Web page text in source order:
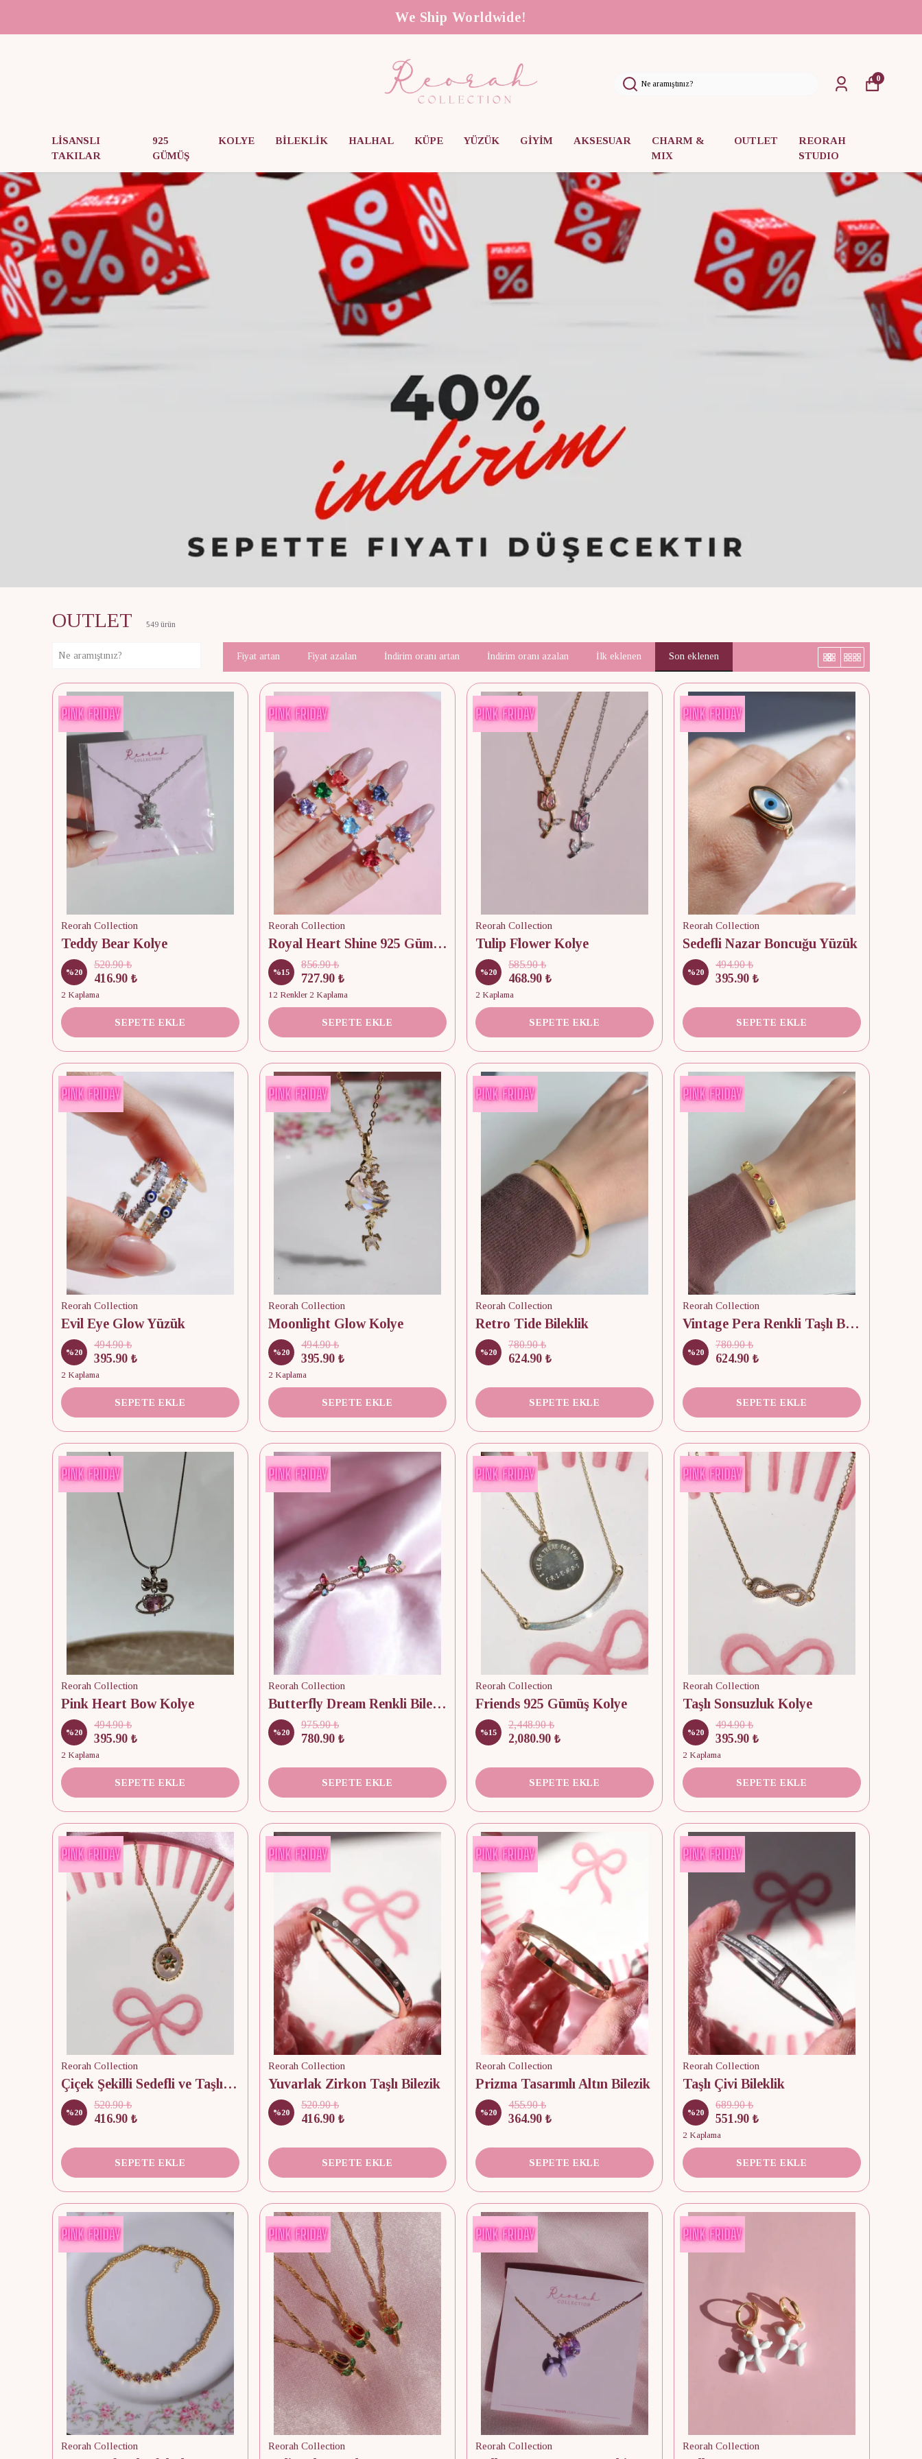
We Ship Worldwide!
LİSANSLI
TAKILAR
925
GÜMÜŞ
KOLYE BİLEKLİK HALHAL KÜPE YÜZÜK GİYİM AKSESUAR
CHARM &
MIX
OUTLET
REORAH
STUDIO
0
OUTLET 549 ürün
Fiyat artan Fiyat azalan İndirim oranı artan İndirim oranı azalan İlk eklenen Son eklenen
Reorah Collection
Teddy Bear Kolye
%20
520.90 ₺
416.90 ₺
2 Kaplama
SEPETE EKLE
Reorah Collection
Royal Heart Shine 925 Gümüş Yüzük
%15
856.90 ₺
727.90 ₺
12 Renkler 2 Kaplama
SEPETE EKLE
Reorah Collection
Tulip Flower Kolye
%20
585.90 ₺
468.90 ₺
2 Kaplama
SEPETE EKLE
Reorah Collection
Sedefli Nazar Boncuğu Yüzük
%20
494.90 ₺
395.90 ₺
SEPETE EKLE
Reorah Collection
Evil Eye Glow Yüzük
%20
494.90 ₺
395.90 ₺
2 Kaplama
SEPETE EKLE
Reorah Collection
Moonlight Glow Kolye
%20
494.90 ₺
395.90 ₺
2 Kaplama
SEPETE EKLE
Reorah Collection
Retro Tide Bileklik
%20
780.90 ₺
624.90 ₺
SEPETE EKLE
Reorah Collection
Vintage Pera Renkli Taşlı Bileklik
%20
780.90 ₺
624.90 ₺
SEPETE EKLE
Reorah Collection
Pink Heart Bow Kolye
%20
494.90 ₺
395.90 ₺
2 Kaplama
SEPETE EKLE
Reorah Collection
Butterfly Dream Renkli Bileklik
%20
975.90 ₺
780.90 ₺
SEPETE EKLE
Reorah Collection
Friends 925 Gümüş Kolye
%15
2,448.90 ₺
2,080.90 ₺
SEPETE EKLE
Reorah Collection
Taşlı Sonsuzluk Kolye
%20
494.90 ₺
395.90 ₺
2 Kaplama
SEPETE EKLE
Reorah Collection
Çiçek Şekilli Sedefli ve Taşlı Kolye
%20
520.90 ₺
416.90 ₺
SEPETE EKLE
Reorah Collection
Yuvarlak Zirkon Taşlı Bilezik
%20
520.90 ₺
416.90 ₺
SEPETE EKLE
Reorah Collection
Prizma Tasarımlı Altın Bilezik
%20
455.90 ₺
364.90 ₺
SEPETE EKLE
Reorah Collection
Taşlı Çivi Bileklik
%20
689.90 ₺
551.90 ₺
2 Kaplama
SEPETE EKLE
Reorah Collection Reorah Collection Reorah Collection Reorah Collection